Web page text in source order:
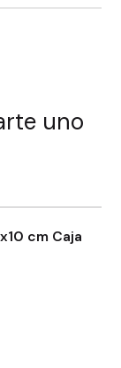
uno
cm Caja